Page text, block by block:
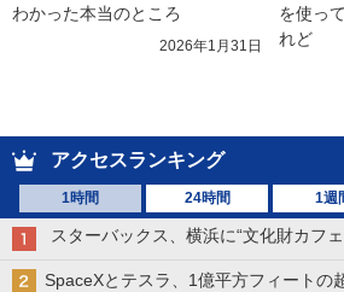
わかった本当のところ
2026年1月31日
を使っ
れど
アクセスランキング
1時間 24時間 1週
スターバックス、横浜に“文化財カフ
SpaceXとテスラ、1億平方フィートの